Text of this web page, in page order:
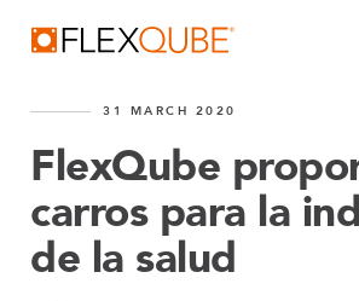
SUGGESTIONS
Tugger cart
31 MARCH 2020
FlexQube
carros para la
de la salud